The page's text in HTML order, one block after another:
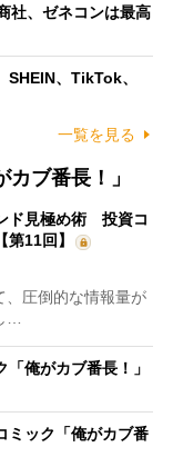
社、ゼネコンは最高
、TikTok、
一覧を見る
ブ番長！」
ド見極め術 投資コ
11回】
圧倒的な情報量が
…
俺がカブ番長！」
ック「俺がカブ番